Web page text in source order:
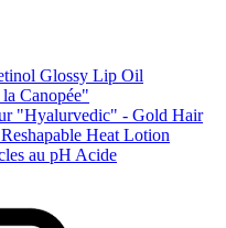
Glossy Lip Oil
Canopée"
"Hyalurvedic" - Gold Hair
Heat Lotion
au pH Acide